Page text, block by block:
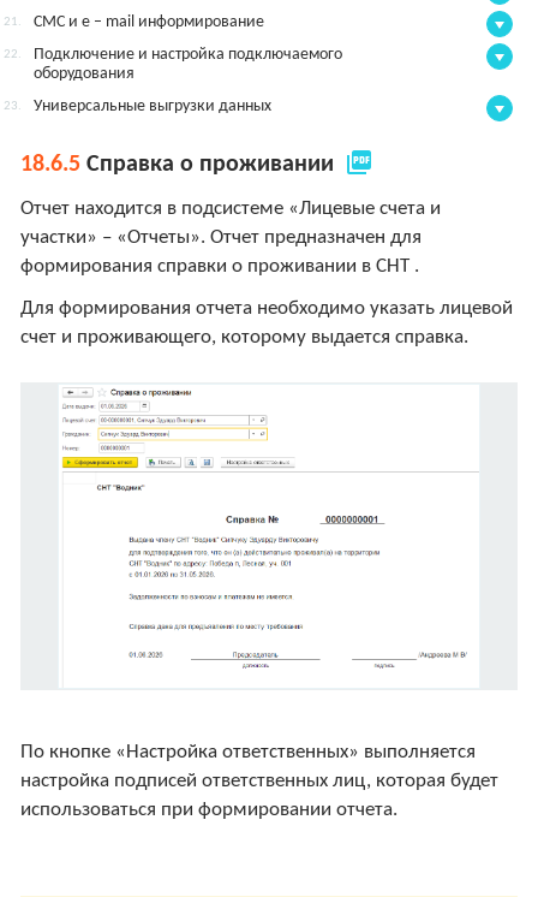
21. СМС и e – mail информирование
22.
Подключение и настройка подключаемого
оборудования
23. Универсальные выгрузки данных
18.6.5 Справка о проживании picture_as_pdf
Отчет находится в подсистеме «Лицевые счета и
участки» – «Отчеты». Отчет предназначен для
формирования справки о проживании в СНТ .
Для формирования отчета необходимо указать лицевой
счет и проживающего, которому выдается справка.
По кнопке «Настройка ответственных» выполняется
настройка подписей ответственных лиц, которая будет
использоваться при формировании отчета.